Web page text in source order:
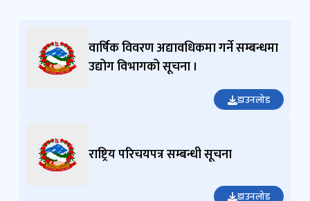
वार्षिक विवरण अद्यावधिकमा गर्ने सम्बन्धमा
उद्योग विभागको सूचना ।
डाउनलोड
राष्ट्रिय परिचयपत्र सम्बन्धी सूचना
डाउनलोड